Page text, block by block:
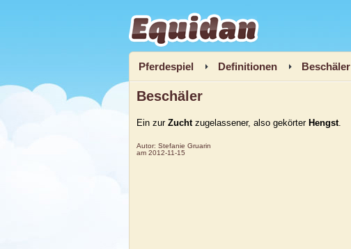
Equidan
Pferdespiel Definitionen Beschäler
Beschäler
Ein zur Zuchtzugelassener, also gekörter Hengst.
Autor: Stefanie Gruarin
am 2012-11-15